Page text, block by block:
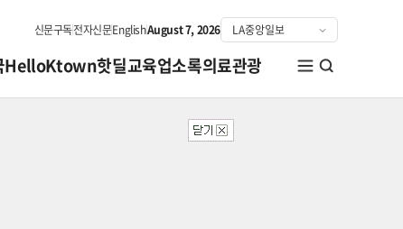
신문구독전자신문EnglishAugust 7, 2026
HelloKtown핫딜교육업소록의료관광